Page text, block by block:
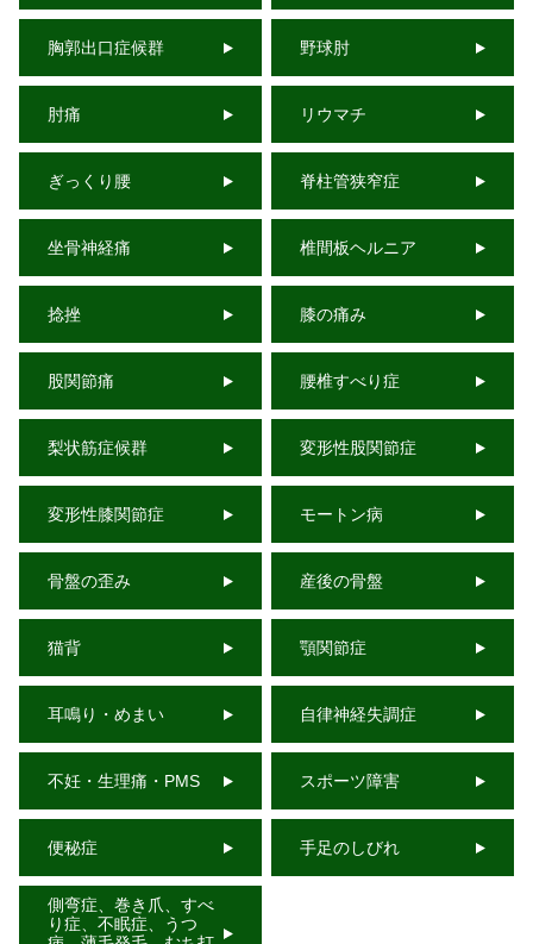
胸郭出口症候群 野球肘
肘痛 リウマチ
ぎっくり腰 脊柱管狭窄症
坐骨神経痛 椎間板ヘルニア
捻挫 膝の痛み
股関節痛 腰椎すべり症
梨状筋症候群 変形性股関節症
変形性膝関節症 モートン病
骨盤の歪み 産後の骨盤
猫背 顎関節症
耳鳴り・めまい 自律神経失調症
不妊・生理痛・PMS スポーツ障害
便秘症 手足のしびれ
側弯症、巻き爪、すべ
り症、不眠症、うつ